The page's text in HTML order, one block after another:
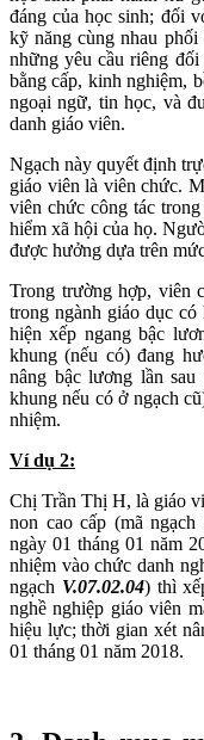
đáng của học sinh; đối
kỹ năng cùng nhau
những yêu cầu riêng
bằng cấp, kinh nghiệm,
ngoại ngữ, tin học, và
danh giáo viên.
Ngạch này quyết định
giáo viên là viên chức.
viên chức công tác
hiểm xã hội của họ.
được hưởng dựa trên
Trong trường hợp, viên
trong ngành giáo dục
hiện xếp ngang bậc
khung (nếu có) đang
nâng bậc lương lần
khung nếu có ở ngạch
nhiệm.
Ví dụ 2:
Chị Trần Thị H, là giáo
non cao cấp (mã ngạch
ngày 01 tháng 01 năm
nhiệm vào chức danh
ngạch V.07.02.04) thì
nghề nghiệp giáo viên
hiệu lực; thời gian xét
01 tháng 01 năm 2018.